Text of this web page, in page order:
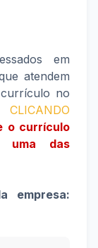
em
atendem
no
CLICANDO
o currículo
uma das
empresa: